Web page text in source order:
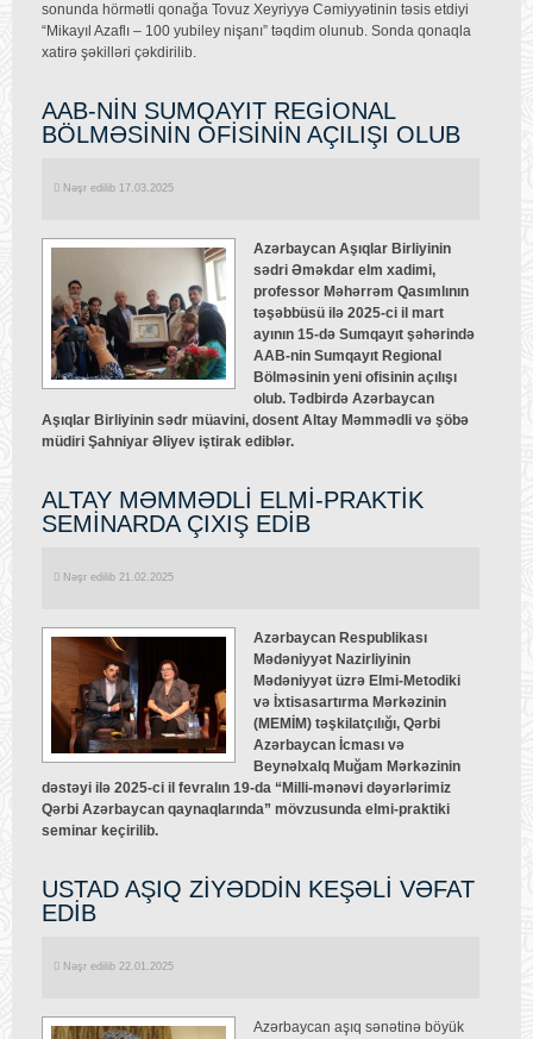
sonunda hörmətli qonağa Tovuz Xeyriyyə Cəmiyyətinin təsis etdiyi
“Mikayıl Azaflı – 100 yubiley nişanı” təqdim olunub. Sonda qonaqla
xatirə şəkilləri çəkdirilib.
AAB-NİN SUMQAYIT REGİONAL
BÖLMƏSİNİN OFİSİNİN AÇILIŞI OLUB
Nəşr edilib 17.03.2025
Azərbaycan Aşıqlar Birliyinin
sədri Əməkdar elm xadimi,
professor Məhərrəm Qasımlının
təşəbbüsü ilə 2025-ci il mart
ayının 15-də Sumqayıt şəhərində
AAB-nin Sumqayıt Regional
Bölməsinin yeni ofisinin açılışı
olub. Tədbirdə Azərbaycan
Aşıqlar Birliyinin sədr müavini, dosent Altay Məmmədli və şöbə
müdiri Şahniyar Əliyev iştirak ediblər.
ALTAY MƏMMƏDLİ ELMİ-PRAKTİK
SEMİNARDA ÇIXIŞ EDİB
Nəşr edilib 21.02.2025
Azərbaycan Respublikası
Mədəniyyət Nazirliyinin
Mədəniyyət üzrə Elmi-Metodiki
və İxtisasartırma Mərkəzinin
(MEMİM) təşkilatçılığı, Qərbi
Azərbaycan İcması və
Beynəlxalq Muğam Mərkəzinin
dəstəyi ilə 2025-ci il fevralın 19-da “Milli-mənəvi dəyərlərimiz
Qərbi Azərbaycan qaynaqlarında” mövzusunda elmi-praktiki
seminar keçirilib.
USTAD AŞIQ ZİYƏDDİN KEŞƏLİ VƏFAT
EDİB
Nəşr edilib 22.01.2025
Azərbaycan aşıq sənətinə böyük